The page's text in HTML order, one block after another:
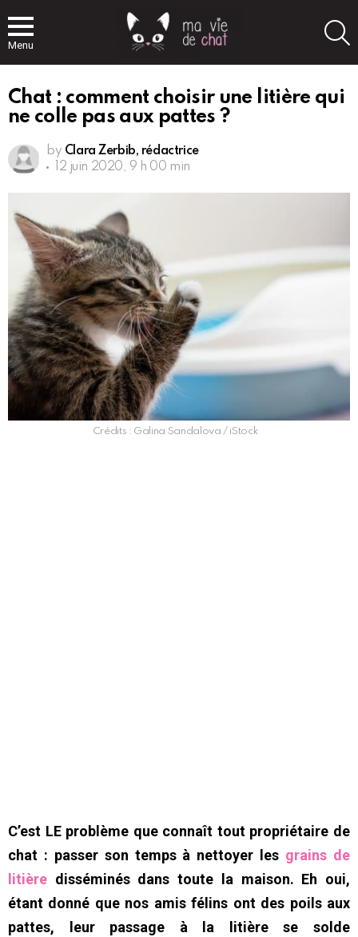
Menu
Chat : comment choisir une litière qui
ne colle pas aux pattes ?
by Clara Zerbib, rédactrice
12 juin 2020, 9 h 00 min
Crédits : Galina Sandalova / iStock
C’est LE problème que connaît tout propriétaire de
chat : passer son temps à nettoyer les grains de
litière disséminés dans toute la maison. Eh oui,
étant donné que nos amis félins ont des poils aux
pattes, leur passage à la litière se solde